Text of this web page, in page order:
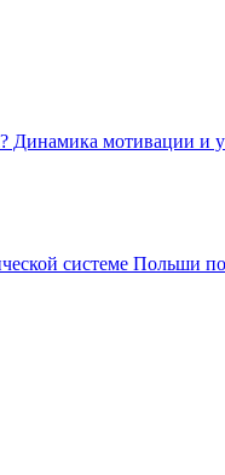
Динамика мотивации и
системе Польши